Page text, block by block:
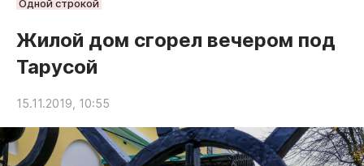
Обнинск
Новости компаний
Статьи
Народные новости
Авто и транспорт
Благоустройство
Одной строкой
Жилой дом сгорел вечером под
Тарусой
15.11.2019, 10:55